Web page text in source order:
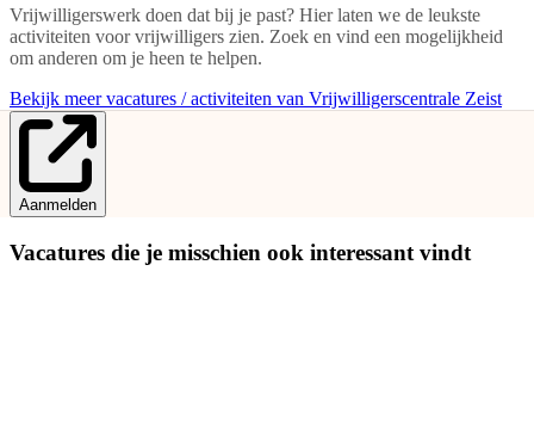
Vrijwilligerswerk doen dat bij je past? Hier laten we de leukste
activiteiten voor vrijwilligers zien. Zoek en vind een mogelijkheid
om anderen om je heen te helpen.
Bekijk meer vacatures / activiteiten van Vrijwilligerscentrale Zeist
Aanmelden
Vacatures die je misschien ook interessant vindt